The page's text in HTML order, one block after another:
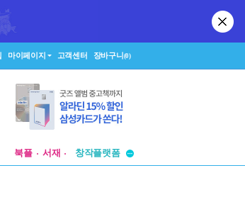
마이페이지 고객센터 장바구니(0)
북플 서재
투비컨티뉴드